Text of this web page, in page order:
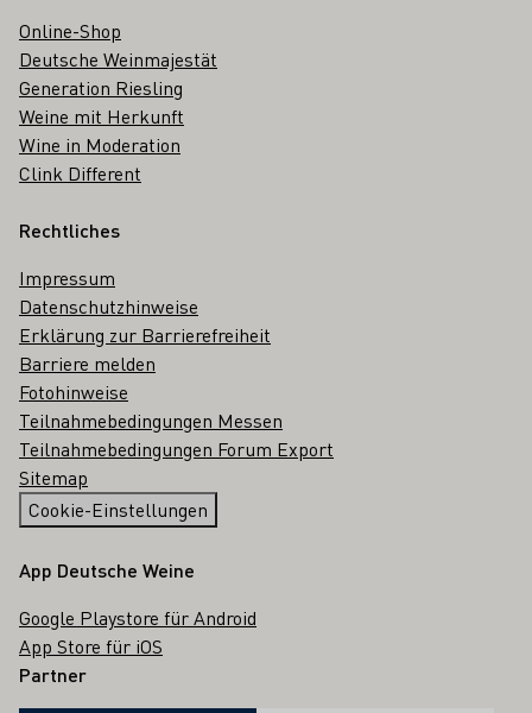
Online-Shop
Deutsche Weinmajestät
Generation Riesling
Weine mit Herkunft
Wine in Moderation
Clink Different
Rechtliches
Impressum
Datenschutzhinweise
Erklärung zur Barrierefreiheit
Barriere melden
Fotohinweise
Teilnahmebedingungen Messen
Teilnahmebedingungen Forum Export
Sitemap
Cookie-Einstellungen
App Deutsche Weine
Google Playstore für Android
App Store für iOS
Partner